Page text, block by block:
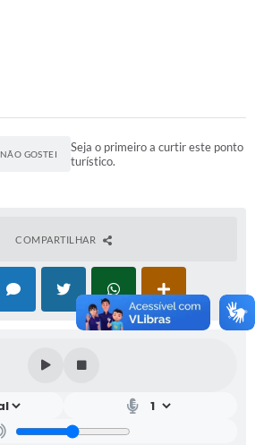
NÃO GOSTEI
Seja o primeiro a curtir este ponto
turístico.
COMPARTILHAR